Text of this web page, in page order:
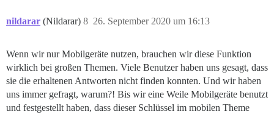
nildarar (Nildarar) 26. September 2020 um 16:13
8
Wenn wir nur Mobilgeräte nutzen, brauchen wir diese Funktion
wirklich bei großen Themen. Viele Benutzer haben uns gesagt, dass
sie die erhaltenen Antworten nicht finden konnten. Und wir haben
uns immer gefragt, warum?! Bis wir eine Weile Mobilgeräte benutzt
und festgestellt haben, dass dieser Schlüssel im mobilen Theme